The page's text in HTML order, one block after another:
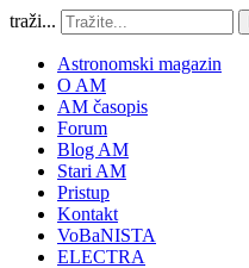
traži...
Astronomski magazin
O AM
AM časopis
Forum
Blog AM
Stari AM
Pristup
Kontakt
VoBaNISTA
ELECTRA